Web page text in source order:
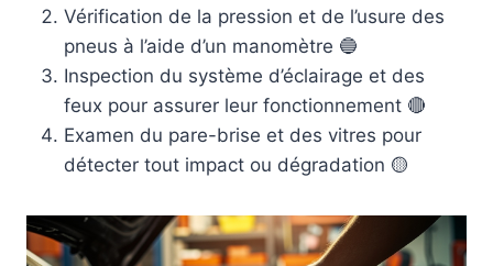
Vérification de la pression et de l’usure des
pneus à l’aide d’un manomètre 🔵
Inspection du système d’éclairage et des
feux pour assurer leur fonctionnement 🔴
Examen du pare-brise et des vitres pour
détecter tout impact ou dégradation 🟡